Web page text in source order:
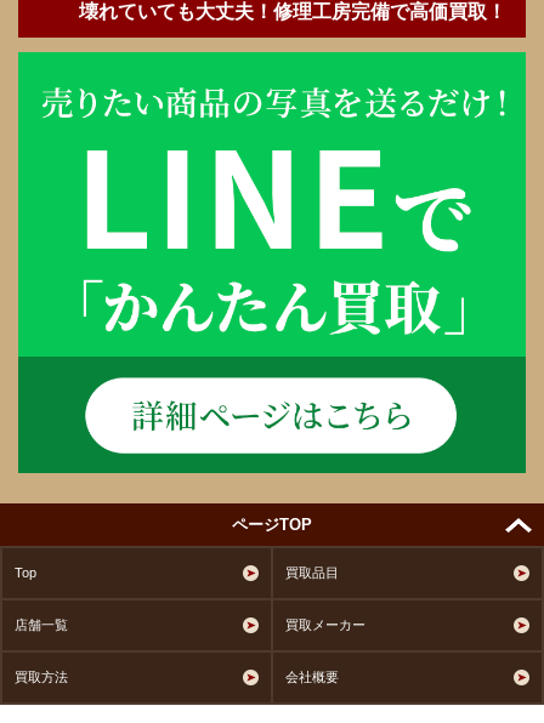
壊れていても大丈夫！修理工房完備で高価買取！
ページTOP
Top 買取品目
店舗一覧 買取メーカー
買取方法 会社概要